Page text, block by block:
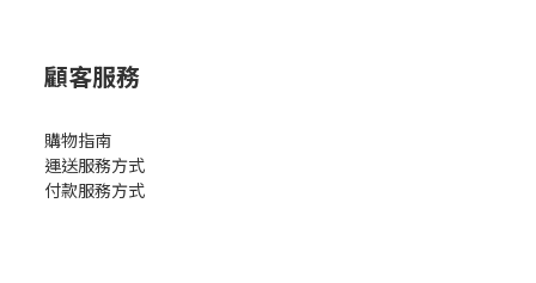
顧客服務
購物指南
運送服務方式
付款服務方式